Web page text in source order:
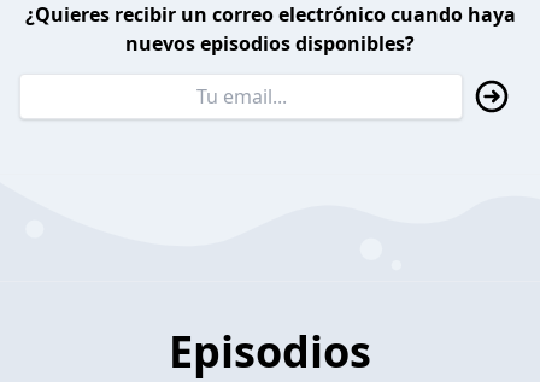
¿Quieres recibir un correo electrónico cuando haya
nuevos episodios disponibles?
Episodios